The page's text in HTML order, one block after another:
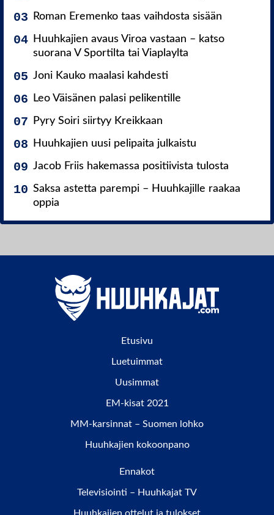
Roman Eremenko taas vaihdosta sisään
Huuhkajien avaus Viroa vastaan – katso
suorana V Sportilta tai Viaplaylta
Joni Kauko maalasi kahdesti
Leo Väisänen palasi pelikentille
Pyry Soiri siirtyy Kreikkaan
Huuhkajien uusi pelipaita julkaistu
Jacob Friis hakemassa positiivista tulosta
Saksa astetta parempi – Huuhkajille raakaa
oppia
Etusivu
Luetuimmat
Uusimmat
EM-kisat 2021
MM-karsinnat – Suomen lohko
Huuhkajien kokoonpano
Ennakot
Televisiointi – Huuhkajat TV
Huuhkajien ottelut ja tulokset